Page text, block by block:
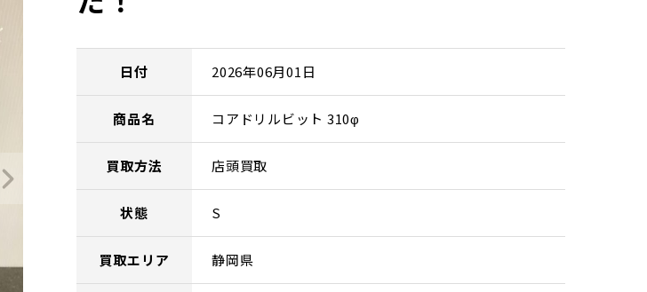
日付 2026年06月01日
商品名 コアドリルビット 310φ
買取方法 店頭買取
状態 S
買取エリア 静岡県